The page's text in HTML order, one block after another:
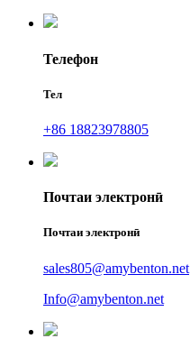
Телефон
Тел
+86 18823978805
Почтаи электронӣ
Почтаи электронӣ
sales805@amybenton.net
Info@amybenton.net